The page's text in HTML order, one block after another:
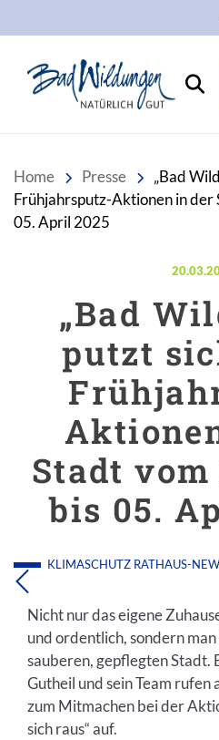
Home Presse
„Bad
Frühjahrsputz-Aktionen in der
05. April 2025
„Bad
putzt
Stadt
bis 05.
KLIMASCHUTZ RATHAUS-
Nicht nur das eigene
und ordentlich, sondern
sauberen, gepflegten Stadt.
Gutheil und sein Team rufen
zum Mitmachen bei der
sich raus“ auf.